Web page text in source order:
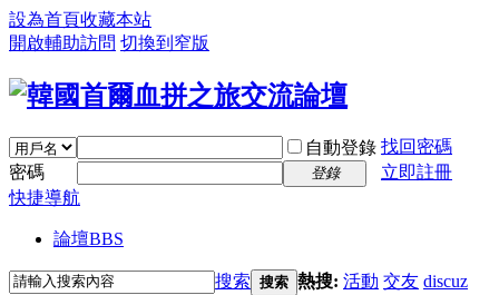
設為首頁收藏本站
開啟輔助訪問 切換到窄版
自動登錄 找回密碼
密碼
登錄
立即註冊
快捷導航
論壇BBS
搜索 搜索 熱搜: 活動 交友 discuz